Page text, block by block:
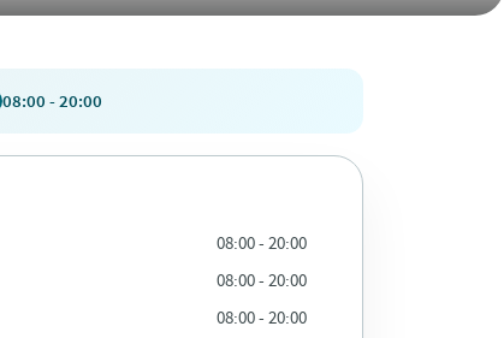
08:00 - 20:00
08:00 - 20:00
08:00 - 20:00
08:00 - 20:00